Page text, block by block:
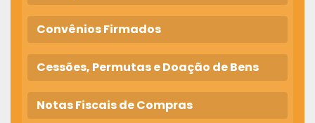
Convênios Firmados
Cessões, Permutas e Doação de Bens
Notas Fiscais de Compras